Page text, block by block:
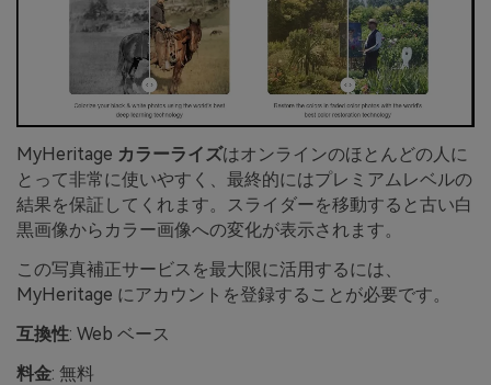
MyHeritage カラーライズはオンラインのほとんどの人に
とって非常に使いやすく、最終的にはプレミアムレベルの
結果を保証してくれます。スライダーを移動すると古い白
黒画像からカラー画像への変化が表示されます。
この写真補正サービスを最大限に活用するには、
MyHeritage にアカウントを登録することが必要です。
互換性: Web ベース
料金: 無料